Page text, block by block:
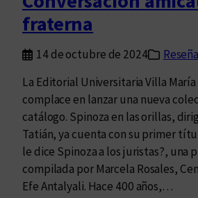
i
o
2
2
5
:
u
n
e
s
a
s
p
o
i
b
l
e
s
fraterna
14 de octubre de 2024
La Editorial Universitaria Villa
complace en lanzar una nueva
catálogo. Spinoza en las orillas,
Tatián, ya cuenta con su primer
le dice Spinoza a los juristas?, una
compilada por Marcela Rosales,
Efe Antalyali. Hace 400 años,…